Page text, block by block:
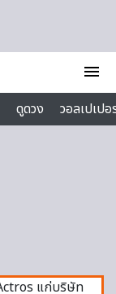
menu
ดูดวง
วอลเปเป